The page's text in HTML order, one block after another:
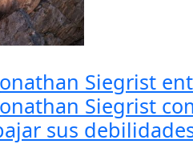
Siegrist
Siegrist
sus